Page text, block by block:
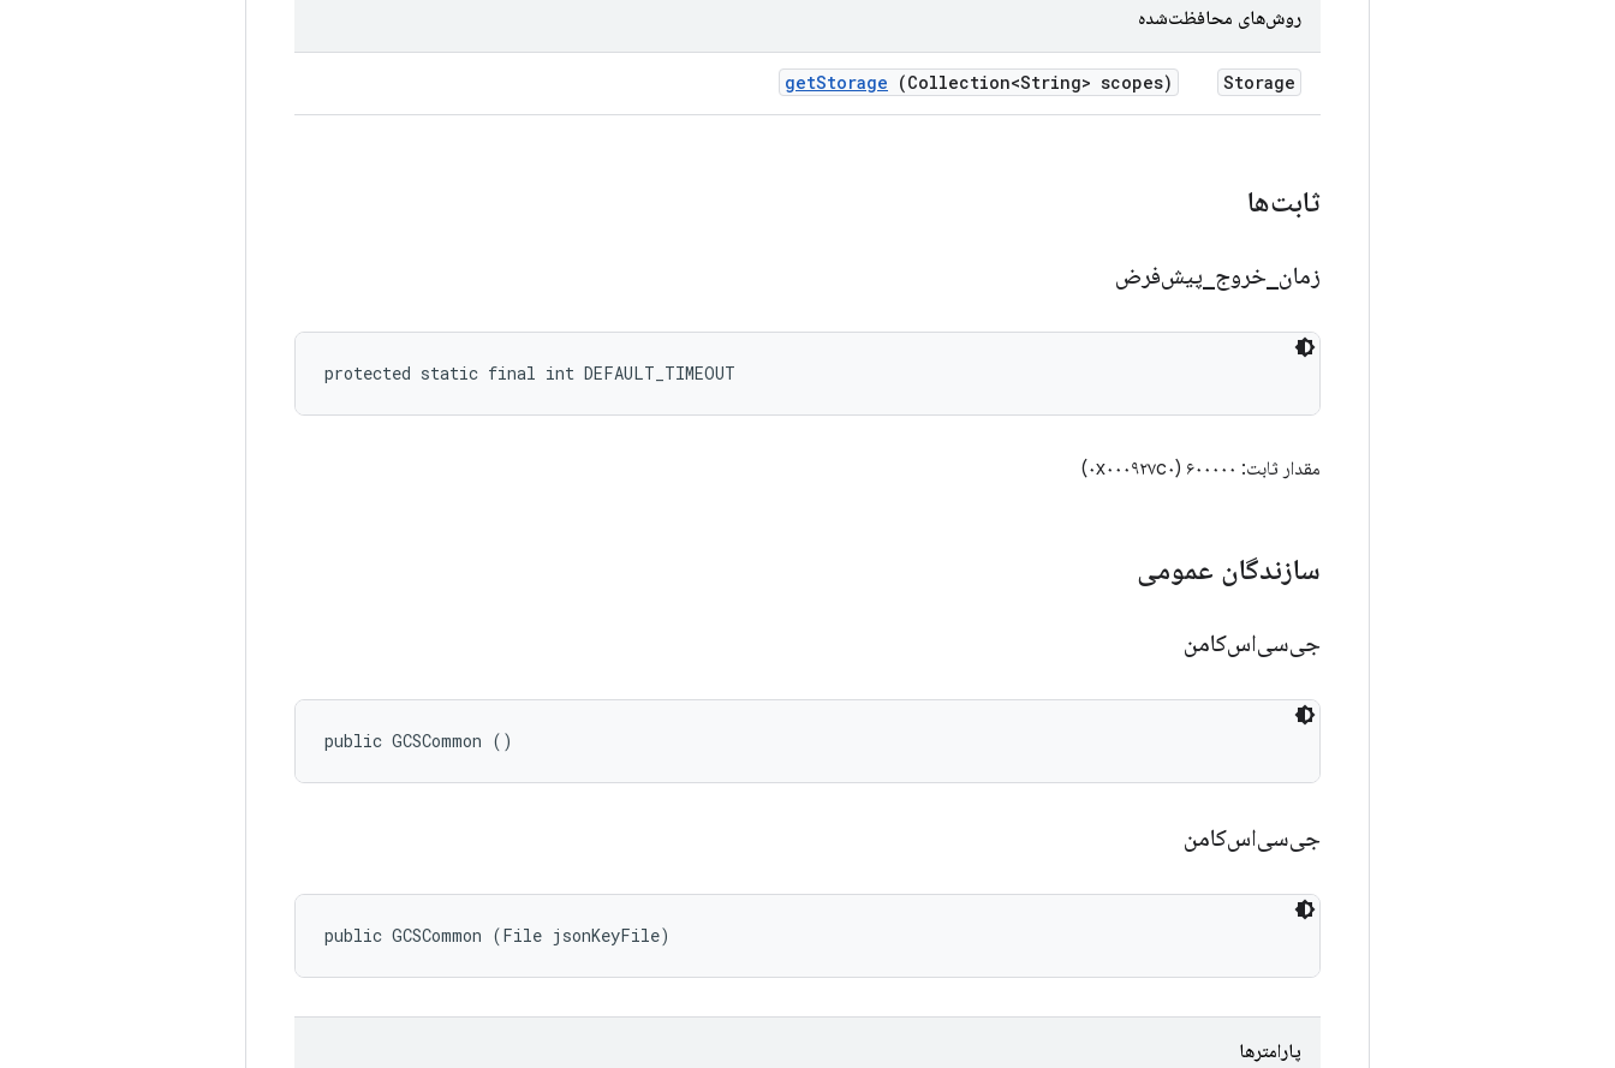
روش‌های محافظت‌شده
Storage
getStorage (Collection<String> scopes)
ثابت‌ها
زمان خروج پیش‌فرض
protected static final int DEFAULT_TIMEOUT
مقدار ثابت: ۶۰۰۰۰۰ (۰x۰۰۰۹۲۷c۰)
سازندگان عمومی
جی‌سی‌اس‌کامن
public GCSCommon ()
جی‌سی‌اس‌کامن
public GCSCommon (File jsonKeyFile)
پارامترها